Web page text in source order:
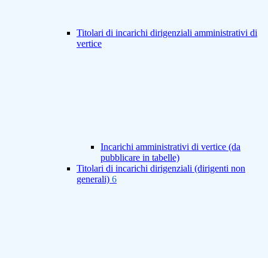
Titolari di incarichi dirigenziali amministrativi di
vertice
Incarichi amministrativi di vertice (da
pubblicare in tabelle)
Titolari di incarichi dirigenziali (dirigenti non
generali) 6